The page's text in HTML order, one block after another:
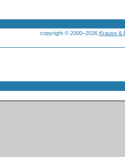
copyright © 2000–2026 Krause &